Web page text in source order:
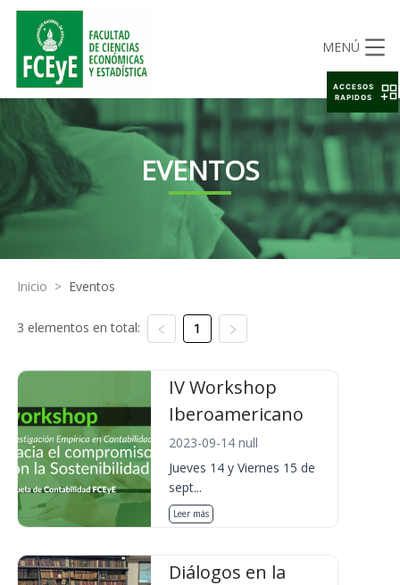
MENÚ
EVENTOS
Inicio > Eventos
3 elementos en total: 1
IV Workshop
Iberoamericano
2023-09-14 null
Jueves 14 y Viernes 15 de
sept...
Leer más
Diálogos en la
ACCESOS
RAPIDOS